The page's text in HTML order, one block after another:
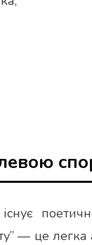
— це легка